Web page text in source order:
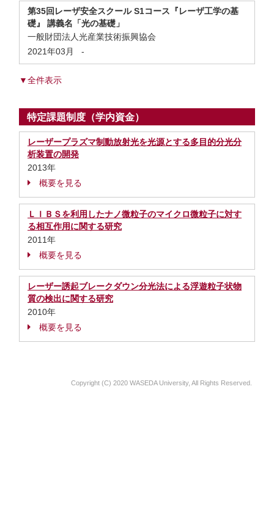
第35回レーザ安全スクール S1コース『レーザ工学の基
礎』 講義名「光の基礎」
一般財団法人光産業技術振興協会
2021年03月
-
▼全件表示
特定課題制度（学内資金）
レーザープラズマ制動放射光を光源とする多目的分光分
析装置の開発
2013年
概要を見る
ＬＩＢＳを利用したナノ微粒子のマイクロ微粒子に対す
る相互作用に関する研究
2011年
概要を見る
レーザー誘起ブレークダウン分光法による浮遊粒子状物
質の検出に関する研究
2010年
概要を見る
Copyright (C) 2020 WASEDA University, All Rights Reserved.